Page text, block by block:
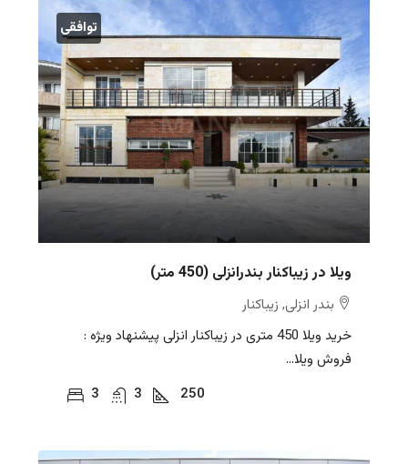
توافقی
ویلا در زیباکنار بندرانزلی (450 متر)
بندر انزلی, زیباکنار
خرید ویلا 450 متری در زیباکنار انزلی پیشنهاد ویژه :
فروش ویلا...
3
3 250